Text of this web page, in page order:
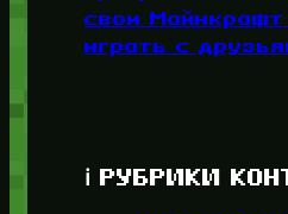
свои Майнкрафт
играть с
ℹ️ РУБРИКИ